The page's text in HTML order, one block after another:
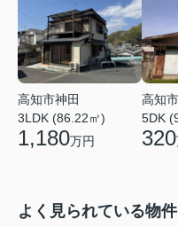
高知市神田
3LDK (86.22㎡)
1,180万円
高知
5DK
320
よく見られている物件